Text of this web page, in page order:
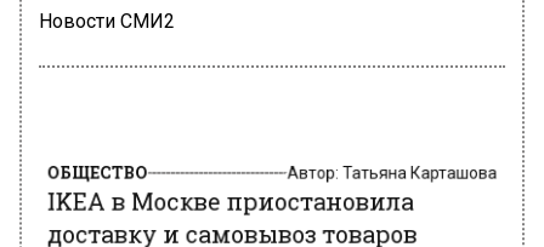
Новости СМИ2
IKEA в Москве приостановила
доставку и самовывоз товаров